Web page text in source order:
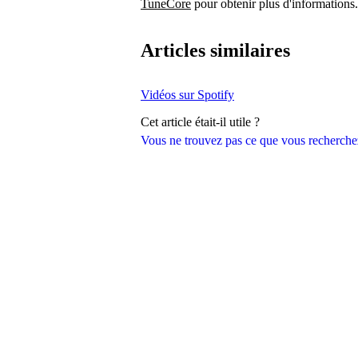
Vous ne trouvez pas ce que vous
TuneCore pour obtenir plus d'informations.
Articles similaires
Vidéos sur Spotify
Cet article était-il utile ?